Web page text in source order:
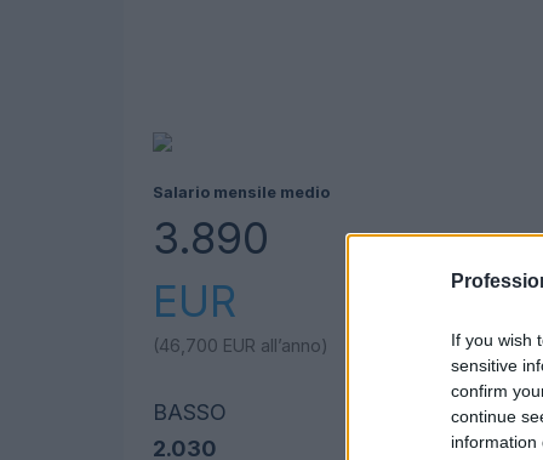
If you wish
sensitive
confirm
continue
information
Salario mensile medio
3.890
EUR
(46,700 EUR all’anno)
BASSO
2.030